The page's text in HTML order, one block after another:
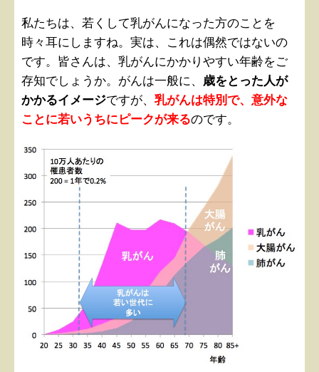
私たちは、若くして乳がんになった方のことを
時々耳にしますね。実は、これは偶然ではないの
です。皆さんは、乳がんにかかりやすい年齢をご
存知でしょうか。がんは一般に、 歳をとった人が
かかるイメージですが、 乳がんは特別で、意外な
ことに若いうちにピークが来るのです。